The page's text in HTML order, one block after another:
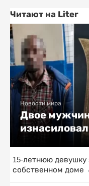
Читают на Liter
Новости мира
Двое
15-летнюю девушку
собственном доме